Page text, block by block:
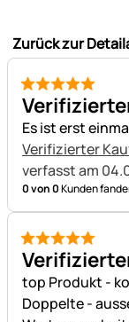
Zurück zur
5 von 5
Es ist erst
Verifizierter
verfasst am
0 von 0Kunden
5 von 5
top Produkt -
Doppelte -